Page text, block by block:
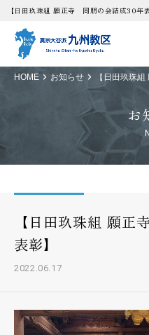
【日田玖珠組 願正寺 同朋の会結成30年表
HOME お知らせ 【日田玖珠
お
【日田玖珠組 願
表彰】
2022.06.17